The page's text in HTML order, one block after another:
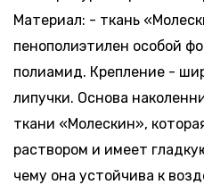
Материал: - ткань
пенополиэтилен особой
полиамид. Крепление -
липучки. Основа
ткани «Молескин»,
раствором и имеет
чему она устойчива к